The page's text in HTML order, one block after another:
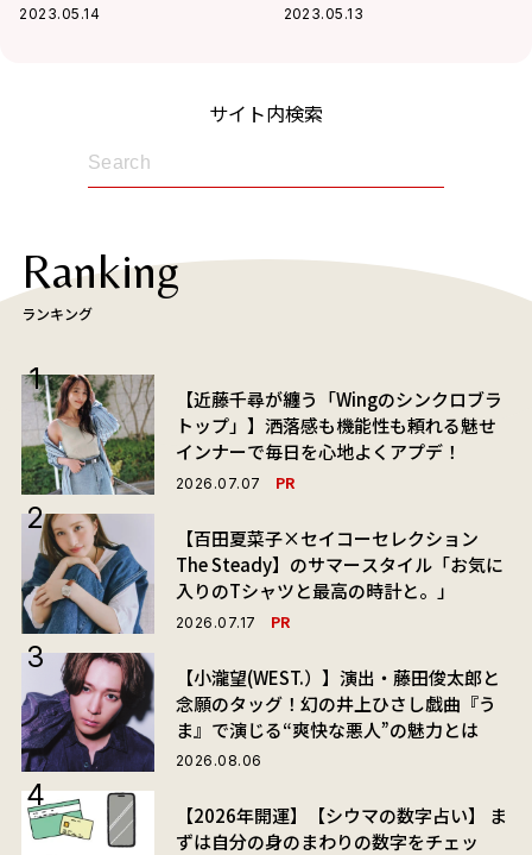
2023.05.14 2023.05.13
サイト内検索
Ranking
ランキング
【近藤千尋が纏う「Wingのシンクロブラ
トップ」】洒落感も機能性も頼れる魅せ
インナーで毎日を心地よくアプデ！
2026.07.07 PR
【百田夏菜子×セイコーセレクション
The Steady】のサマースタイル「お気に
入りのTシャツと最高の時計と。」
2026.07.17 PR
【小瀧望(WEST.）】演出・藤田俊太郎と
念願のタッグ！幻の井上ひさし戯曲『う
ま』で演じる“爽快な悪人”の魅力とは
2026.08.06
【2026年開運】【シウマの数字占い】 ま
ずは自分の身のまわりの数字をチェッ